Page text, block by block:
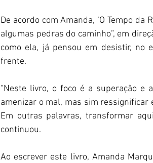
De acordo com Amanda, ‘O Tempo
algumas pedras do caminho”, em
como ela, já pensou em desistir, no
frente.
“Neste livro, o foco é a superação e
amenizar o mal, mas sim
Em outras palavras, transformar
continuou.
Ao escrever este livro, Amanda